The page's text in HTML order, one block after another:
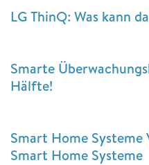
LG ThinQ: Was kann
Smarte
Hälfte!
Smart Home Systeme
Smart Home Systeme